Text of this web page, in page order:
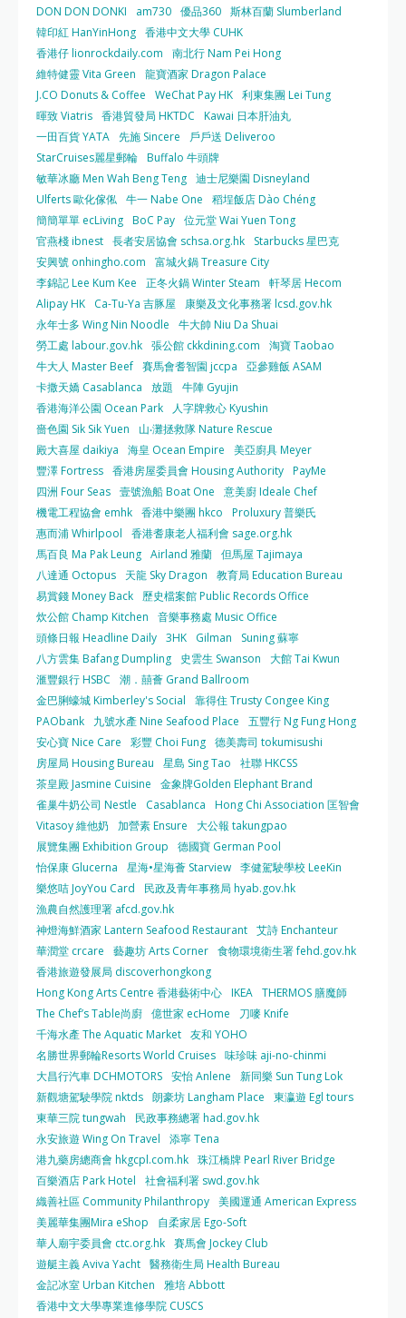
DON DON DONKI am730 優品360 斯林百蘭 Slumberland
韓印紅 HanYinHong 香港中文大學 CUHK
香港仔 lionrockdaily.com
南北行 Nam Pei Hong
維特健靈 Vita Green
龍寶酒家 Dragon Palace
J.CO Donuts & Coffee
WeChat Pay HK 利東集團 Lei Tung
暉致 Viatris 香港貿發局 HKTDC
Kawai 日本肝油丸
一田百貨 YATA 先施 Sincere
戶戶送 Deliveroo
StarCruises麗星郵輪 Buffalo 牛頭牌
敏華冰廳 Men Wah Beng Teng 迪士尼樂園 Disneyland
Ulferts 歐化傢俬 牛一 Nabe One
稻埕飯店 Dào Chéng
簡簡單單 ecLiving BoC Pay 位元堂 Wai Yuen Tong
官燕棧 ibnest 長者安居協會 schsa.org.hk
Starbucks 星巴克
安興號 onhingho.com
富城火鍋 Treasure City
李錦記 Lee Kum Kee
正冬火鍋 Winter Steam
軒琴居 Hecom
Alipay HK
Ca-Tu-Ya 吉豚屋
康樂及文化事務署 lcsd.gov.hk
永年士多 Wing Nin Noodle
牛大帥 Niu Da Shuai
勞工處 labour.gov.hk 張公館 ckkdining.com
淘寶 Taobao
牛大人 Master Beef 賽馬會耆智園 jccpa
亞參雞飯 ASAM
卡撒天嬌 Casablanca
放題
牛陣 Gyujin
香港海洋公園 Ocean Park
人字牌救心 Kyushin
嗇色園 Sik Sik Yuen
山‧灘拯救隊 Nature Rescue
殿大喜屋 daikiya
海皇 Ocean Empire
美亞廚具 Meyer
豐澤 Fortress 香港房屋委員會 Housing Authority PayMe
四洲 Four Seas 壹號漁船 Boat One
意美廚 Ideale Chef
機電工程協會 emhk 香港中樂團 hkco
Proluxury 普樂氏
惠而浦 Whirlpool
香港耆康老人福利會 sage.org.hk
馬百良 Ma Pak Leung Airland 雅蘭 但馬屋 Tajimaya
八達通 Octopus
天龍 Sky Dragon
教育局 Education Bureau
易賞錢 Money Back
歷史檔案館 Public Records Office
炊公館 Champ Kitchen
音樂事務處 Music Office
頭條日報 Headline Daily 3HK Gilman
Suning 蘇寧
八方雲集 Bafang Dumpling
史雲生 Swanson
大館 Tai Kwun
滙豐銀行 HSBC
潮．囍薈 Grand Ballroom
金巴脷蠔城 Kimberley's Social
靠得住 Trusty Congee King
PAObank
九號水產 Nine Seafood Place
五豐行 Ng Fung Hong
安心寶 Nice Care
彩豐 Choi Fung 德美壽司 tokumisushi
房屋局 Housing Bureau
星島 Sing Tao
社聯 HKCSS
茶皇殿 Jasmine Cuisine
金象牌Golden Elephant Brand
雀巢牛奶公司 Nestle
Casablanca
Hong Chi Association 匡智會
Vitasoy 維他奶
加營素 Ensure
大公報 takungpao
展覽集團 Exhibition Group
德國寶 German Pool
怡保康 Glucerna
星海•星海薈 Starview 李健駕駛學校 LeeKin
樂悠咭 JoyYou Card
民政及青年事務局 hyab.gov.hk
漁農自然護理署 afcd.gov.hk
神燈海鮮酒家 Lantern Seafood Restaurant 艾詩 Enchanteur
華潤堂 crcare
藝趣坊 Arts Corner 食物環境衛生署 fehd.gov.hk
香港旅遊發展局 discoverhongkong
Hong Kong Arts Centre 香港藝術中心 IKEA THERMOS 膳魔師
The Chef’s Table尚廚 億世家 ecHome
刀嘜 Knife
千海水產 The Aquatic Market 友和 YOHO
名勝世界郵輪Resorts World Cruises 味珍味 aji-no-chinmi
大昌行汽車 DCHMOTORS 安怡 Anlene
新同樂 Sun Tung Lok
新觀塘駕駛學院 nktds 朗豪坊 Langham Place
東瀛遊 Egl tours
東華三院 tungwah
民政事務總署 had.gov.hk
永安旅遊 Wing On Travel
添寧 Tena
港九藥房總商會 hkgcpl.com.hk 珠江橋牌 Pearl River Bridge
百樂酒店 Park Hotel
社會福利署 swd.gov.hk
織善社區 Community Philanthropy 美國運通 American Express
美麗華集團Mira eShop
自柔家居 Ego-Soft
華人廟宇委員會 ctc.org.hk 賽馬會 Jockey Club
遊艇主義 Aviva Yacht 醫務衛生局 Health Bureau
金記冰室 Urban Kitchen
雅培 Abbott
香港中文大學專業進修學院 CUSCS